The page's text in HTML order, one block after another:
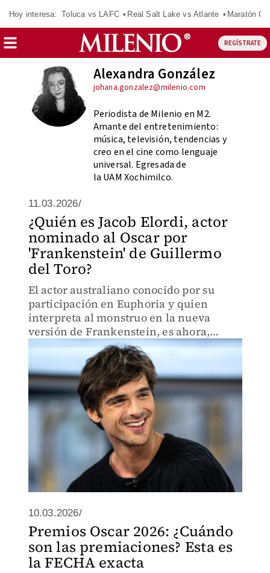
Hoy interesa: Toluca vs LAFC Real Salt Lake vs Atlante Maratón
REGÍSTRATE
Alexandra González
johana.gonzalez@milenio.com
Periodista de Milenio en M2.
Amante del entretenimiento:
música, televisión, tendencias y
creo en el cine como lenguaje
universal. Egresada de
la UAM Xochimilco.
11.03.2026/
¿Quién es Jacob Elordi, actor
nominado al Oscar por
'Frankenstein' de Guillermo
del Toro?
El actor australiano conocido por su
participación en Euphoria y quien
interpreta al monstruo en la nueva
versión de Frankenstein, es ahora,
nominado a los Premios Oscar como
Mejor Actor de Reparto.
10.03.2026/
Premios Oscar 2026: ¿Cuándo
son las premiaciones? Esta es
la FECHA exacta